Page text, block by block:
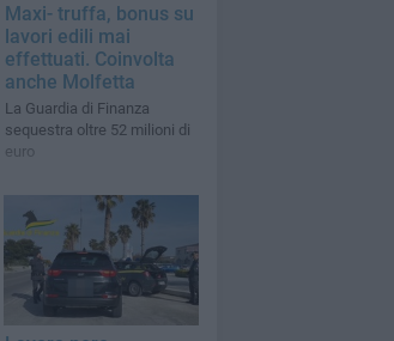
Maxi- truffa, bonus su
lavori edili mai
effettuati. Coinvolta
anche Molfetta
La Guardia di Finanza
sequestra oltre 52 milioni di
euro